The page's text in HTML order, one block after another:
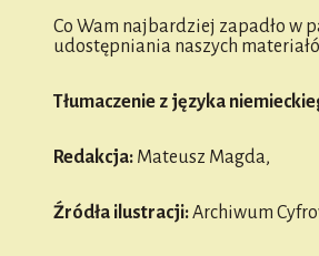
Co Wam najbardziej zapadło w
udostępniania naszych
Tłumaczenie z języka
Redakcja: Mateusz Magda,
Źródła ilustracji:Archiwum